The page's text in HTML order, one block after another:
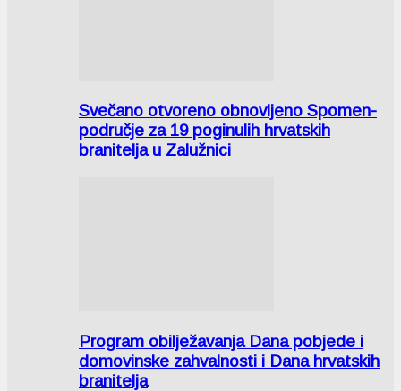
Svečano otvoreno obnovljeno Spomen-
područje za 19 poginulih hrvatskih
branitelja u Zalužnici
Program obilježavanja Dana pobjede i
domovinske zahvalnosti i Dana hrvatskih
branitelja